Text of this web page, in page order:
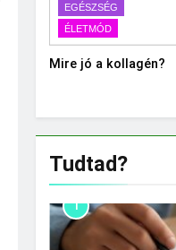
EGÉSZSÉG
ÉLETMÓD
Mire jó a kollagén?
Tudtad?
1